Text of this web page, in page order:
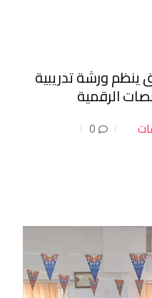
ورشة تدريبية
الرقمية
0